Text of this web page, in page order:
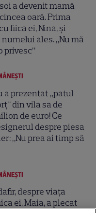
a devenit mamă
oară. Prima
fiica ei, Nina, și
ales. „Nu mă
privesc”
a prezentat „patul
din vila sa de
de euro! Ce
despre piesa
„Nu prea ai timp să
despre viața
ei, Maia, a plecat